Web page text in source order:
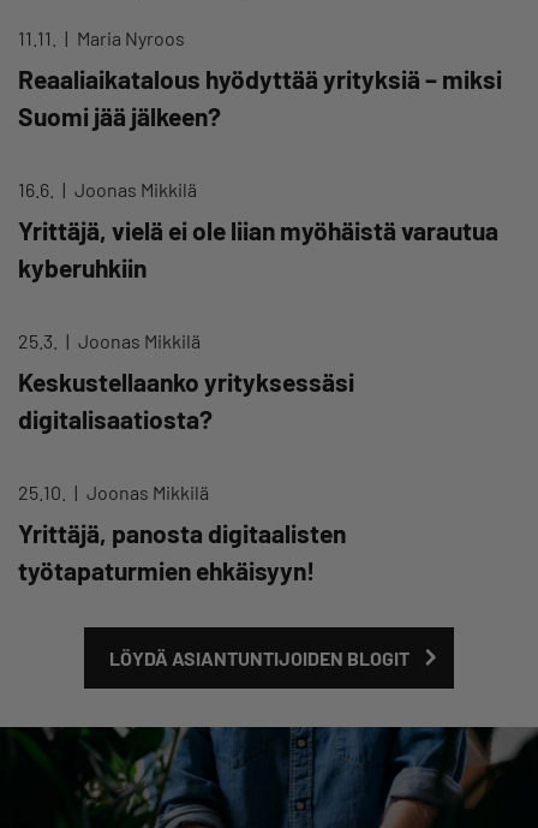
11.11. Maria Nyroos
Reaaliaikatalous hyödyttää yrityksiä – miksi
Suomi jää jälkeen?
16.6. Joonas Mikkilä
Yrittäjä, vielä ei ole liian myöhäistä varautua
kyberuhkiin
25.3. Joonas Mikkilä
Keskustellaanko yrityksessäsi
digitalisaatiosta?
25.10. Joonas Mikkilä
Yrittäjä, panosta digitaalisten
työtapaturmien ehkäisyyn!
LÖYDÄ ASIANTUNTIJOIDEN BLOGIT